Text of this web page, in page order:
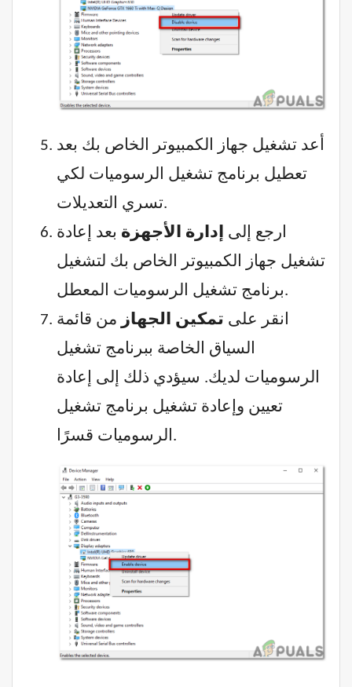
أعد تشغيل جهاز الكمبيوتر الخاص بك بعد
تعطيل برنامج تشغيل الرسوميات لكي
تسري التعديلات.
ارجع إلى
إدارة الأجهزة بعد إعادة
تشغيل جهاز الكمبيوتر الخاص بك لتشغيل
برنامج تشغيل الرسوميات المعطل.
انقر على تمكين الجهاز من قائمة
السياق الخاصة ببرنامج تشغيل
الرسوميات لديك. سيؤدي ذلك إلى إعادة
تعيين وإعادة تشغيل برنامج تشغيل
الرسوميات قسرًا.